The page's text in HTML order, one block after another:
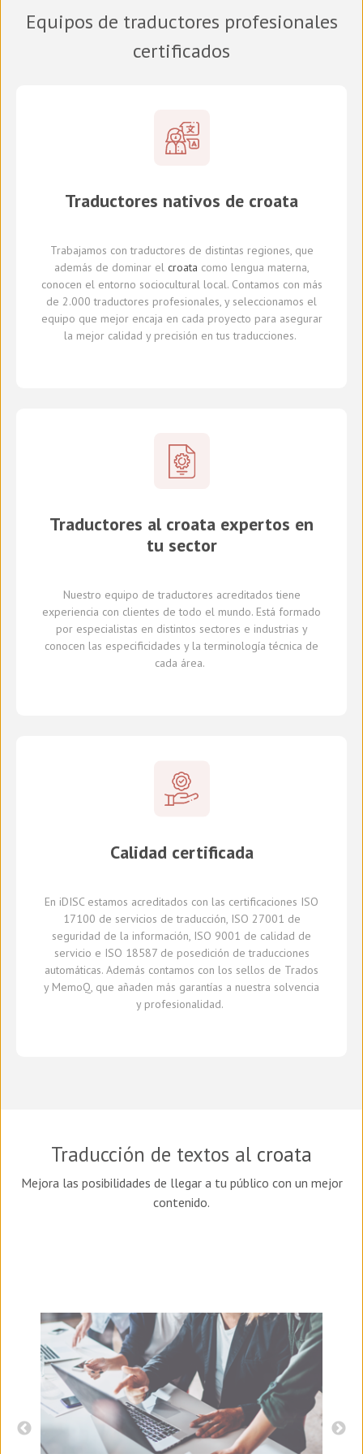
Equipos de traductores profesionales
certificados
Traductores nativos de croata
Trabajamos con traductores de distintas regiones, que
además de dominar el croata como lengua materna,
conocen el entorno sociocultural local.Contamos con más
de 2.000 traductores profesionales, y seleccionamos el
equipo que mejor encaja en cada proyecto para asegurar
la mejor calidad y precisión en tus traducciones.
Traductores al croata expertos en
tu sector
Nuestro equipo de traductores acreditados tiene
experiencia con clientes de todo el mundo. Está formado
por especialistas en distintos sectores e industrias y
conocen las especificidades y laterminología técnica de
cada área.
Calidad certificada
En iDISC estamos acreditados con las certificaciones ISO
17100 de servicios de traducción, ISO 27001 de
seguridad de la información, ISO 9001 de calidad de
servicio e ISO 18587 de posedición de traducciones
automáticas. Además contamos con los sellos de Trados
y MemoQ , que añaden más garantías a nuestra solvencia
y profesionalidad.
Traducción de textos al croata
Mejora las posibilidades de llegar a tu público con un mejor
contenido.